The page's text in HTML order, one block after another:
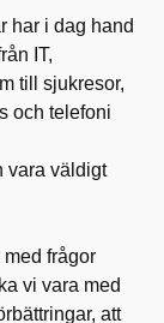
har i dag hand
IT,
till sjukresor,
och telefoni
vara väldigt
frågor
vi vara med
att